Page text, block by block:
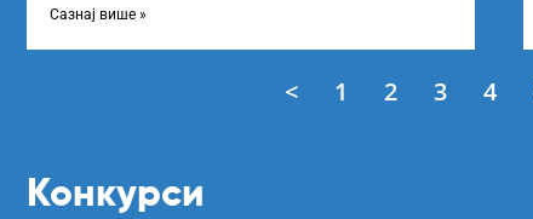
Сазнај више »
< 1 2 3 4
Конкурси